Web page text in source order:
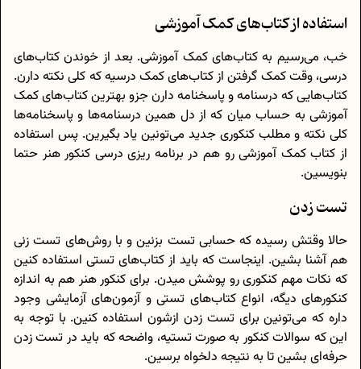
استفاده از کتاب‌های کمک آموزشی
خب، می‌رسیم به کتاب‌های کمک آموزشی. بعد از خوندن کتاب‌های
درسی، وقت کمک گرفتن از کتاب‌های کمک درسیه که کلی نکته دارن.
کتاب‌هایی که درسنامه و پاسخنامه دارن جزو بهترین کتاب‌های کمک
آموزشی به حساب میان که از دل همین درسنامه‌ها و پاسخنامه‌ها
کلی نکته و مطلب کنکوری جدید می‌تونین یاد بگیرین. پس استفاده
از کتاب کمک آموزشی رو هم در برنامه ریزی درسی کنکور هنر حتما
بنویسین.
تست زدن
حالا وقتش رسیده که حسابی تست بزنین و با روش‌های تست زنی
هم آشنا بشین. اینجاست که باید از کتاب‌های تستی استفاده کنین
که نکات مهم کنکوری رو پوشش میدن. برای کنکور هنر هم به اندازه
کنکورهای دیگه، انواع کتاب‌های تستی و آزمون‌های آزمایشی وجود
داره که می‌تونین برای تست زدن ازشون استفاده کنین. با توجه به
این که سوالات کنکور به صورت تستیه، واضحه که باید در تست زدن
حرفه‌ای بشین تا به نتیجه دلخواه برسین.